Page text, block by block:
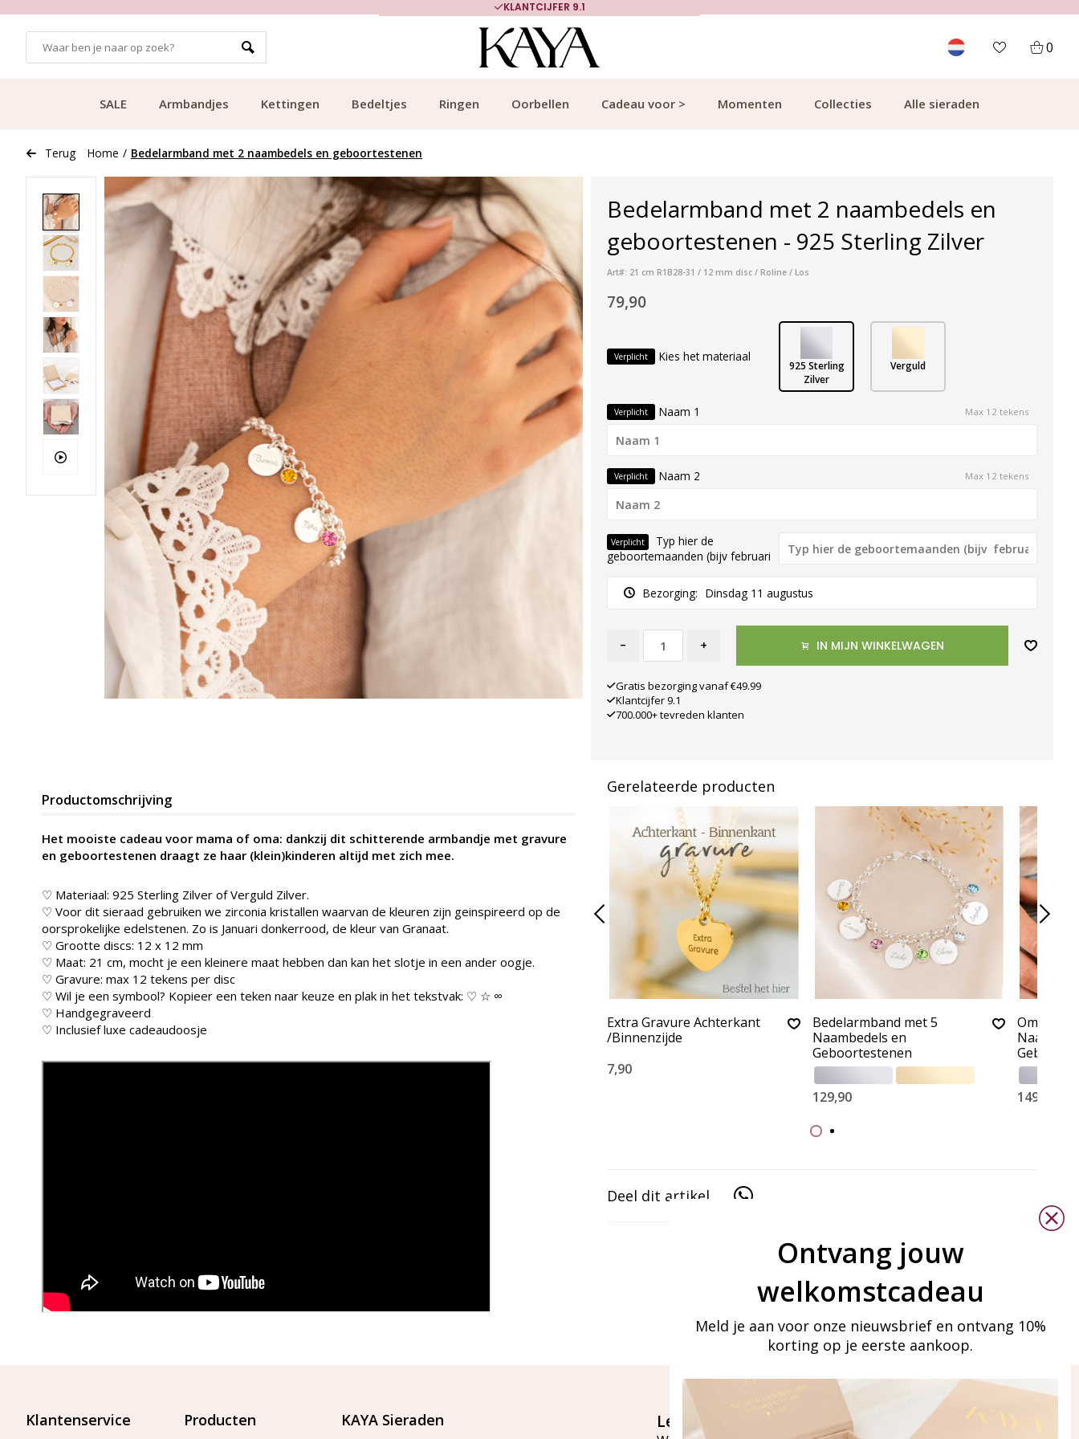
KLANTCIJFER 9.1
0
SALE Armbandjes Kettingen Bedeltjes Ringen Oorbellen Cadeau voor > Momenten Collecties Alle sieraden
Terug Home / Bedelarmband met 2 naambedels en geboortestenen
Bedelarmband met 2 naambedels en
geboortestenen - 925 Sterling Zilver
Art#: 21 cm R1B28-31 / 12 mm disc / Roline / Los
79,90
Verplicht Kies het materiaal
925 Sterling
Zilver
Verguld
Verplicht Naam 1 Max 12 tekens
Verplicht Naam 2 Max 12 tekens
Verplicht
Typ hier de
geboortemaanden (bijv februari
Bezorging: Dinsdag 11 augustus
- + IN MIJN WINKELWAGEN
Gratis bezorging vanaf €49.99
Klantcijfer 9.1
700.000+ tevreden klanten
Productomschrijving
Het mooiste cadeau voor mama of oma: dankzij dit schitterende armbandje met gravure
en geboortestenen draagt ze haar (klein)kinderen altijd met zich mee.
♡ Materiaal: 925 Sterling Zilver of Verguld Zilver.
♡ Voor dit sieraad gebruiken we zirconia kristallen waarvan de kleuren zijn geinspireerd op de
oorsprokelijke edelstenen. Zo is Januari donkerrood, de kleur van Granaat.
♡ Grootte discs: 12 x 12 mm
♡ Maat: 21 cm, mocht je een kleinere maat hebben dan kan het slotje in een ander oogje.
♡ Gravure: max 12 tekens per disc
♡ Wil je een symbool? Kopieer een teken naar keuze en plak in het tekstvak: ♡ ☆ ∞
♡ Handgegraveerd
♡ Inclusief luxe cadeaudoosje
Gerelateerde producten
Extra Gravure Achterkant
/Binnenzijde
7,90
Bedelarmband met 5
Naambedels en
Geboortestenen
129,90
Oma
149,90
Deel dit artikel
Klantenservice Producten KAYA Sieraden Let's stay in touch
Ontvang jouw
welkomstcadeau
Meld je aan voor onze nieuwsbrief en ontvang 10%
korting op je eerste aankoop.